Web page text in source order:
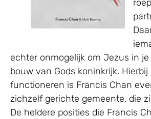
echter onmogelijk om Jezus in
bouw van Gods koninkrijk.
functioneren is Francis Chan
zichzelf gerichte gemeente, die
De heldere posities die Francis